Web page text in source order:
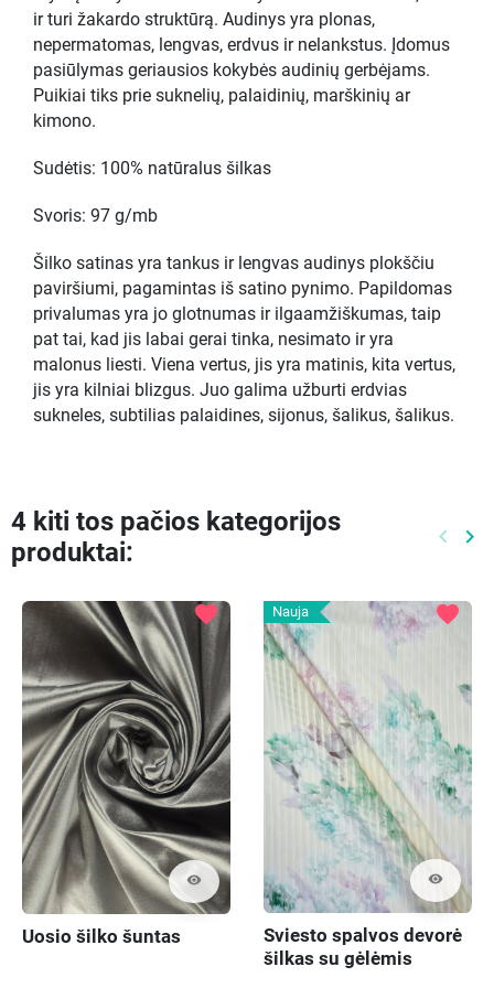
ir turi žakardo struktūrą. Audinys yra plonas,
nepermatomas, lengvas, erdvus ir nelankstus. Įdomus
pasiūlymas geriausios kokybės audinių gerbėjams.
Puikiai tiks prie suknelių, palaidinių, marškinių ar
kimono.
Sudėtis: 100% natūralus šilkas
Svoris: 97 g/mb
Šilko satinas yra tankus ir lengvas audinys plokščiu
paviršiumi, pagamintas iš satino pynimo. Papildomas
privalumas yra jo glotnumas ir ilgaamžiškumas, taip
pat tai, kad jis labai gerai tinka, nesimato ir yra
malonus liesti. Viena vertus, jis yra matinis, kita vertus,
jis yra kilniai blizgus. Juo galima užburti erdvias
sukneles, subtilias palaidines, sijonus, šalikus, šalikus.
4 kiti tos pačios kategorijos
produktai:
keyboard_arrow_left keyboard_arrow_right
visibility
favorite
Uosio šilko šuntas
Nauja
visibility
favorite
Sviesto spalvos devorė
šilkas su gėlėmis